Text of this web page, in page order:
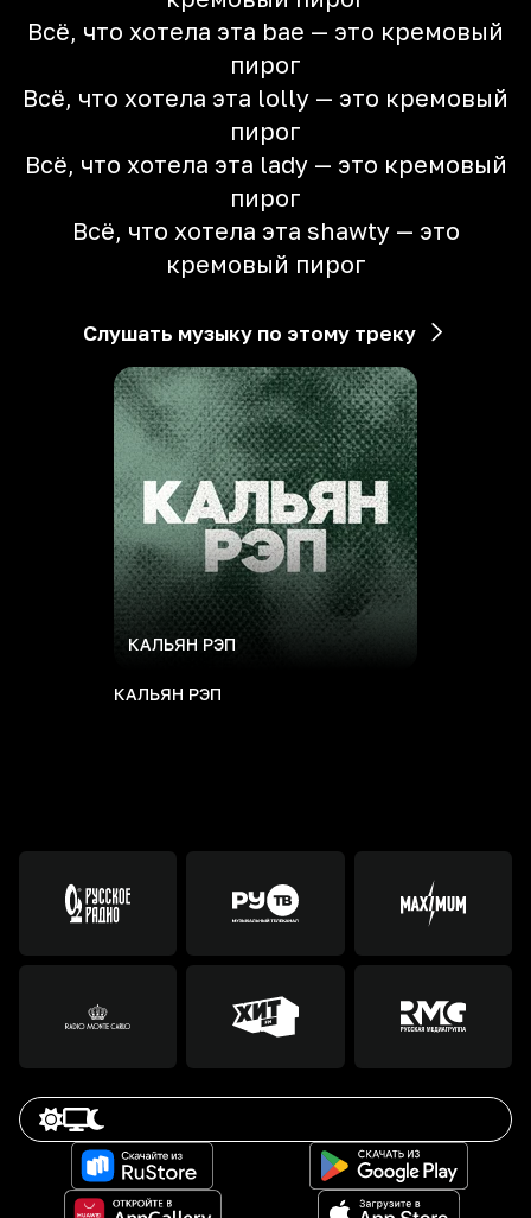
Всё, что хотела эта bae — это кремовый
пирог
Всё, что хотела эта lolly — это кремовый
пирог
Всё, что хотела эта lady — это кремовый
пирог
Всё, что хотела эта shawty — это
кремовый пирог
Слушать музыку по этому треку
КАЛЬЯН РЭП
КАЛЬЯН РЭП